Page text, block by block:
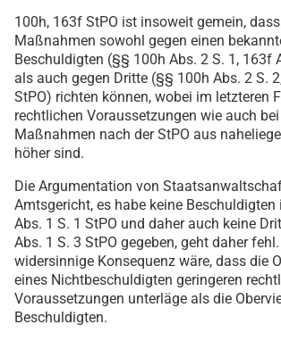
100h, 163f StPO ist insoweit gemein,
Maßnahmen sowohl gegen einen
Beschuldigten (§§ 100h Abs. 2 S. 1, 163f
als auch gegen Dritte (§§ 100h Abs. 2 S.
StPO) richten können, wobei im letzteren
rechtlichen Voraussetzungen wie auch
Maßnahmen nach der StPO aus
höher sind.
Die Argumentation von
Amtsgericht, es habe keine
Abs. 1 S. 1 StPO und daher auch keine
Abs. 1 S. 3 StPO gegeben, geht daher
widersinnige Konsequenz wäre, dass die
eines Nichtbeschuldigten geringeren
Voraussetzungen unterläge als die
Beschuldigten.